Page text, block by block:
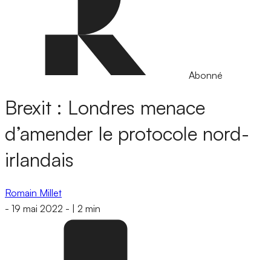
Abonné
Brexit : Londres menace
d’amender le protocole nord-
irlandais
Romain Millet
- 19 mai 2022 - 2 min